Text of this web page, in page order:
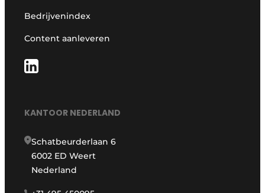
Bedrijvenindex
Content aanleveren
KANTOOR NEDERLAND
Schatbeurderlaan 6
6002 ED Weert
Nederland